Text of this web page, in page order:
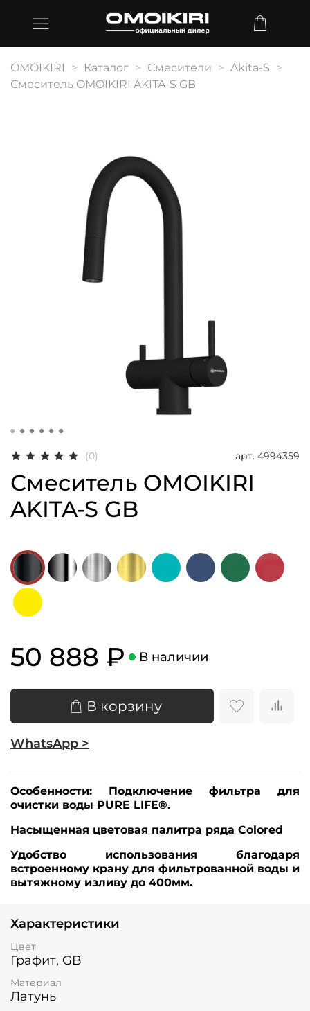
OMOIKIRI Каталог Смесители
Akita-S
Смеситель OMOIKIRI AKITA-S GB
(0) арт. 4994359
Смеситель OMOIKIRI
AKITA-S GB
50 888 ₽ В наличии
В корзину
WhatsApp >
Особенности:
Подключение фильтра для
очистки воды PURE LIFE®.
Насыщенная цветовая палитра ряда Colored
Удобство использования благодаря
встроенному крану для фильтрованной воды и
вытяжному изливу до 400мм.
Характеристики
Цвет
Графит, GB
Материал
Латунь